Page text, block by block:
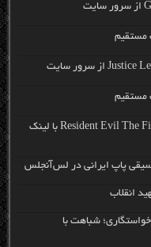
دانلود رایگان فیلم خارجی Resident Evil The Final Chapter 2017 با لینک
پاپ ایرانی در لس‌آنجلس
شباهت با